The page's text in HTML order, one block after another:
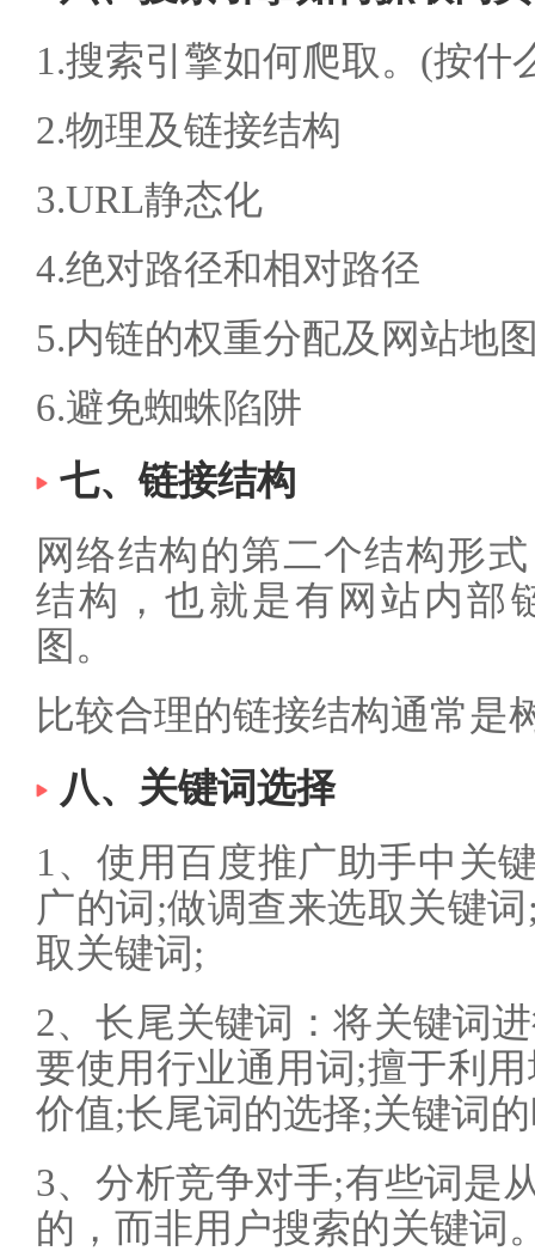
1.搜索引擎如何爬取。(按什
2.物理及链接结构
3.URL静态化
4.绝对路径和相对路径
5.内链的权重分配及网站地
6.避免蜘蛛陷阱
七、链接结构
网络结构的第二个结构形
结构，也就是有网站内部
图。
比较合理的链接结构通常是
八、关键词选择
1、使用百度推广助手中关
广的词;做调查来选取关键
取关键词;
2、长尾关键词：将关键词
要使用行业通用词;擅于利
价值;长尾词的选择;关键词
3、分析竞争对手;有些词是
的，而非用户搜索的关键词